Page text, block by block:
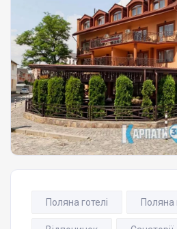
Поляна готелі Поляна